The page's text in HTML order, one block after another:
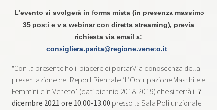
L’evento si svolgerà in forma mista (in presenza massimo
35 posti e via webinar con diretta streaming), previa
richiesta via email a:
consigliera.parita@regione.veneto.it
"Con la presente ho il piacere di portarVi a conoscenza della
presentazione del Report Biennale “L’Occupazione Maschile e
Femminile in Veneto” (dati biennio 2018-2019) che si terrà il 7
dicembre 2021 ore 10.00-13.00 presso la Sala Polifunzionale